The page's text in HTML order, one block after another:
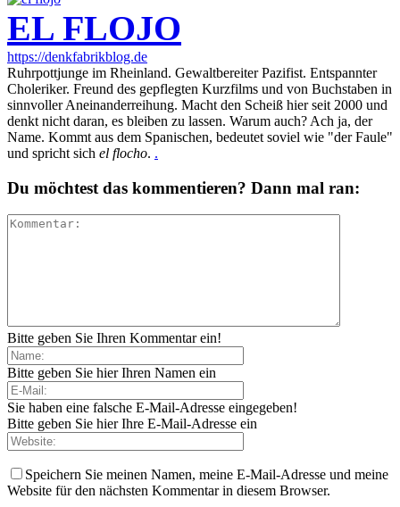
EL FLOJO
https://denkfabrikblog.de
Ruhrpottjunge im Rheinland. Gewaltbereiter Pazifist. Entspannter
Choleriker. Freund des gepflegten Kurzfilms und von Buchstaben in
sinnvoller Aneinanderreihung. Macht den Scheiß hier seit 2000 und
denkt nicht daran, es bleiben zu lassen. Warum auch? Ach ja, der
Name. Kommt aus dem Spanischen, bedeutet soviel wie "der Faule"
und spricht sich el flocho. .
Du möchtest das kommentieren? Dann mal ran:
Bitte geben Sie Ihren Kommentar ein!
Bitte geben Sie hier Ihren Namen ein
Sie haben eine falsche E-Mail-Adresse eingegeben!
Bitte geben Sie hier Ihre E-Mail-Adresse ein
Speichern Sie meinen Namen, meine E-Mail-Adresse und meine
Website für den nächsten Kommentar in diesem Browser.